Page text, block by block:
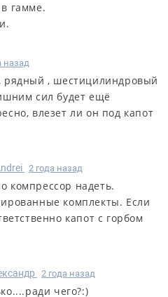
гамме.
назад
рядный , шестицилиндровый
сил будет ещё
влезет ли он под капот
2 года назад
компрессор надеть.
комплекты. Если
капот с горбом
2 года назад
чего?:)